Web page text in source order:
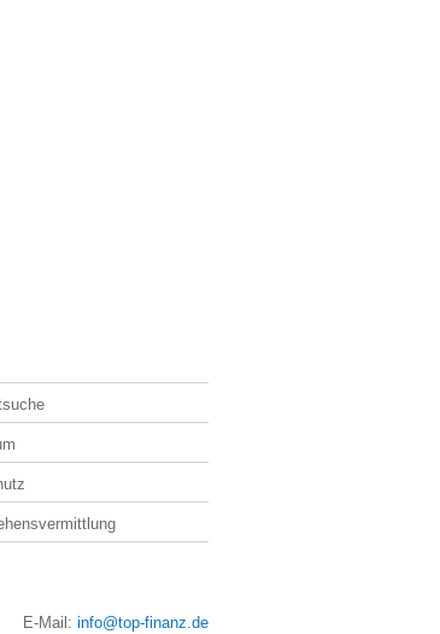
E-Mail: info@top-finanz.de